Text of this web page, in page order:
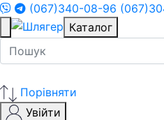
(067)340-08-96
Каталог
Порівняти
Увійти